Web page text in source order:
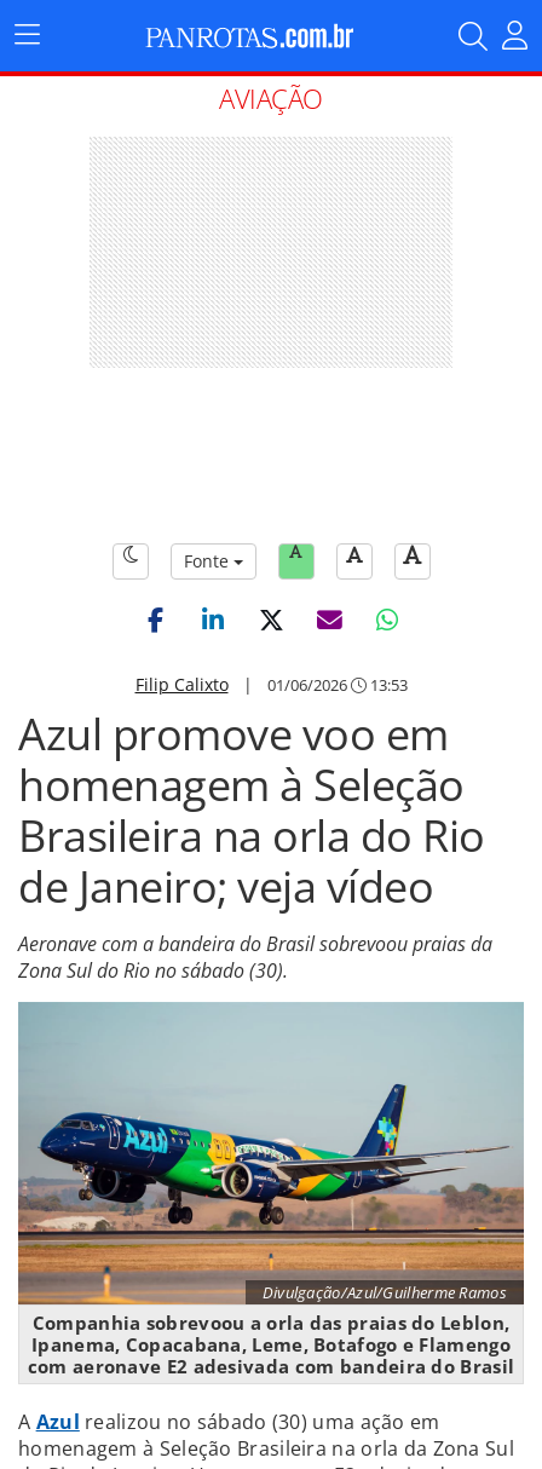
Menu
Principal
AVIAÇÃO
Fonte
Filip Calixto| 01/06/2026 13:53
Azul promove voo em
homenagem à Seleção
Brasileira na orla do Rio
de Janeiro; veja vídeo
Aeronave com a bandeira do Brasil sobrevoou praias da
Zona Sul do Rio no sábado (30).
Divulgação/Azul/Guilherme Ramos
Companhia sobrevoou a orla das praias do Leblon,
Ipanema, Copacabana, Leme, Botafogo e Flamengo
com aeronave E2 adesivada com bandeira do Brasil
A Azul realizou no sábado (30) uma ação em
homenagem à Seleção Brasileira na orla da Zona Sul